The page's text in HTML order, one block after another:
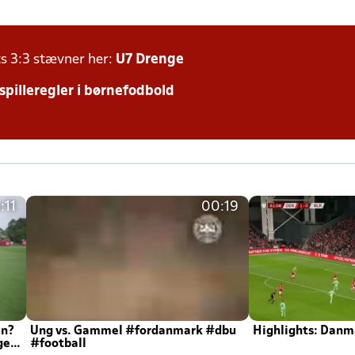
3:3 stævner her: U7 Drenge
i børnefodbold
00:19
Ung vs. Gammel #fordanmark #dbu
#football
Highlights: